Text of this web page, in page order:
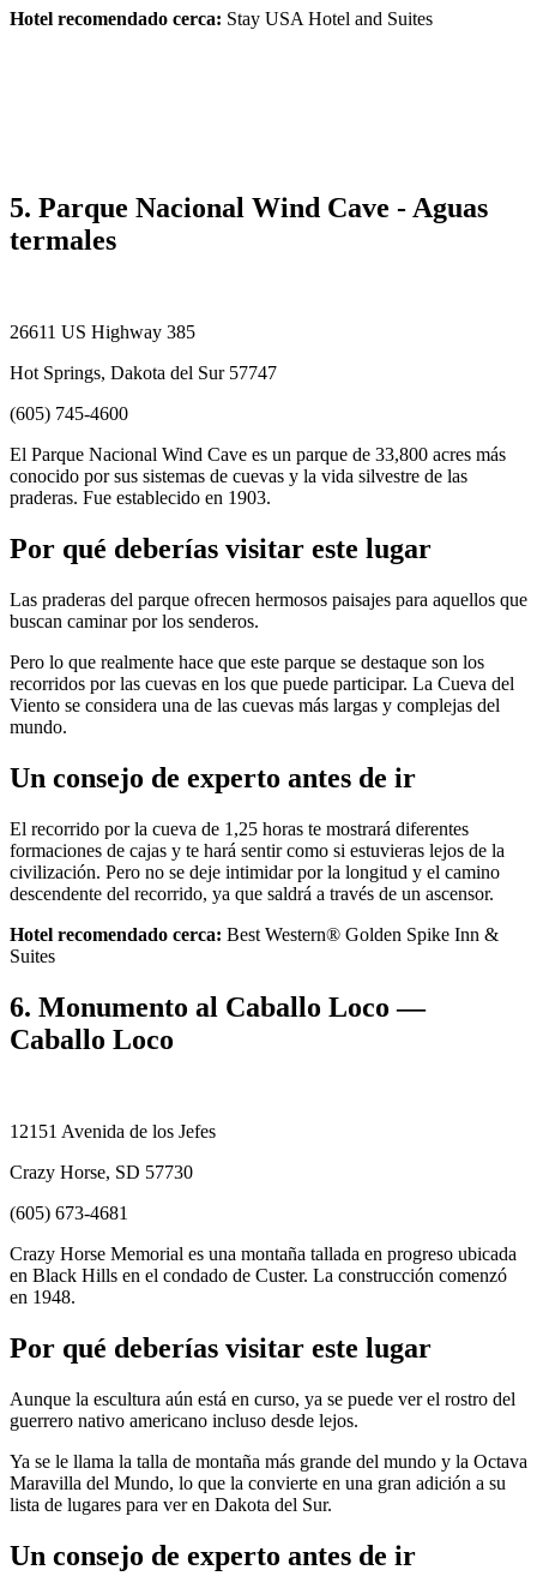
Hotel recomendado cerca: Stay USA Hotel and Suites
5. Parque Nacional Wind Cave - Aguas
termales
26611 US Highway 385
Hot Springs, Dakota del Sur 57747
(605) 745-4600
El Parque Nacional Wind Cave es un parque de 33,800 acres más
conocido por sus sistemas de cuevas y la vida silvestre de las
praderas. Fue establecido en 1903.
Por qué deberías visitar este lugar
Las praderas del parque ofrecen hermosos paisajes para aquellos que
buscan caminar por los senderos.
Pero lo que realmente hace que este parque se destaque son los
recorridos por las cuevas en los que puede participar. La Cueva del
Viento se considera una de las cuevas más largas y complejas del
mundo.
Un consejo de experto antes de ir
El recorrido por la cueva de 1,25 horas te mostrará diferentes
formaciones de cajas y te hará sentir como si estuvieras lejos de la
civilización. Pero no se deje intimidar por la longitud y el camino
descendente del recorrido, ya que saldrá a través de un ascensor.
Hotel recomendado cerca: Best Western® Golden Spike Inn &
Suites
6. Monumento al Caballo Loco —
Caballo Loco
12151 Avenida de los Jefes
Crazy Horse, SD 57730
(605) 673-4681
Crazy Horse Memorial es una montaña tallada en progreso ubicada
en Black Hills en el condado de Custer. La construcción comenzó
en 1948.
Por qué deberías visitar este lugar
Aunque la escultura aún está en curso, ya se puede ver el rostro del
guerrero nativo americano incluso desde lejos.
Ya se le llama la talla de montaña más grande del mundo y la Octava
Maravilla del Mundo, lo que la convierte en una gran adición a su
lista de lugares para ver en Dakota del Sur.
Un consejo de experto antes de ir